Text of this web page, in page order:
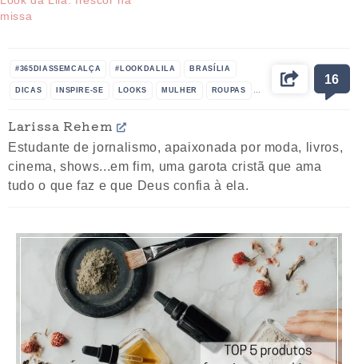
missa
#365DIASSEMCALÇA #LOOKDALILA BRASÍLIA
DICAS INSPIRE-SE LOOKS MULHER ROUPAS
16
Larissa Rehem
Estudante de jornalismo, apaixonada por moda, livros,
cinema, shows...em fim, uma garota cristã que ama
tudo o que faz e que Deus confia à ela.